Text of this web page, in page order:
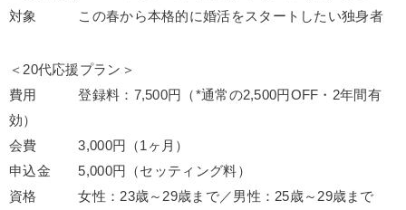
対象 この春から本格的に婚活をスタートしたい独身者
＜20代応援プラン＞
費用 登録料：7,500円（*通常の2,500円OFF・2年間有
効）
会費 3,000円（1ヶ月）
申込金 5,000円（セッティング料）
資格 女性：23歳～29歳まで／男性：25歳～29歳まで